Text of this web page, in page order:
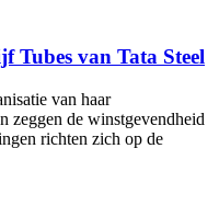
Tubes van Tata Steel
van haar
zeggen de winstgevendheid
richten zich op de